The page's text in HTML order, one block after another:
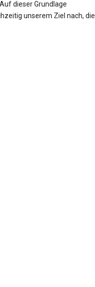
dieser Grundlage
unserem Ziel nach, die